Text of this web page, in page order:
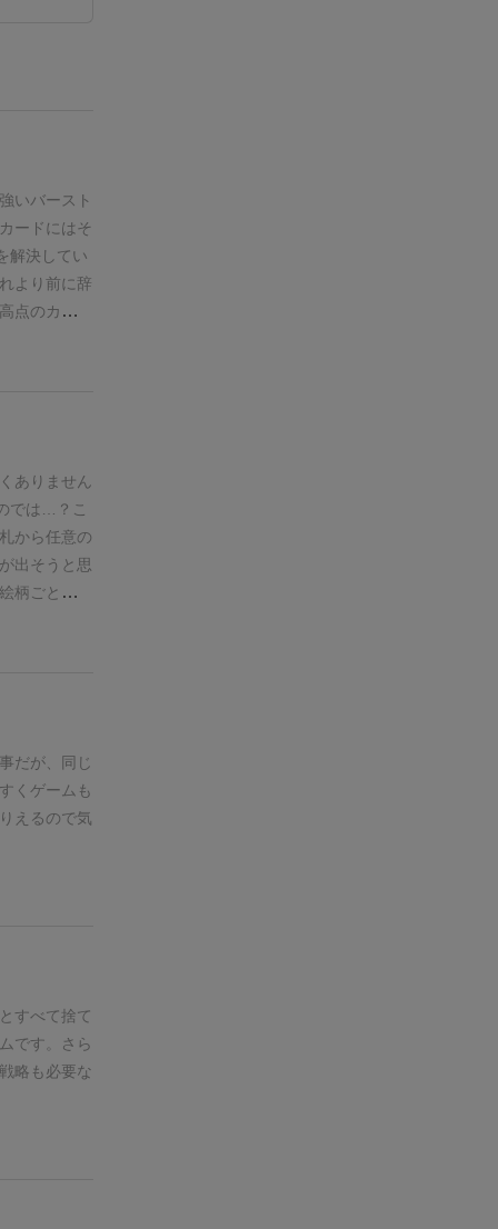
いバースト
カードにはそ
解決してい
より前に辞
点のカード
し、
くって少
、
ので初心者
験者の優位
なと。ま
人でも同
プレイで
持たせるル
の辺りを組
ありません
では…？ こ
から任意の
出そうと思
柄ごとの最
果が発動し
だが、同じ
くゲームも
えるので気
すべて捨て
です。さら
略も必要な